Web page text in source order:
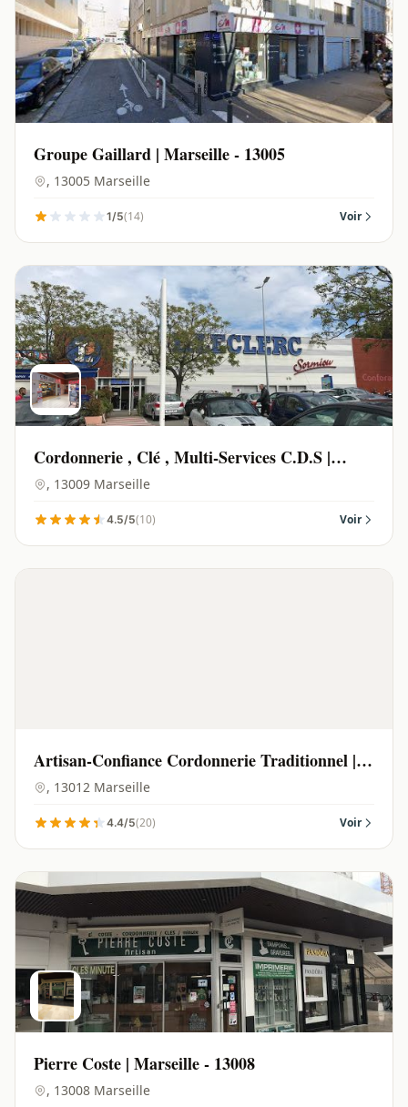
Groupe Gaillard | Marseille - 13005
, 13005 Marseille
1/5(14) Voir
Cordonnerie , Clé , Multi-Services C.D.S |
Marseille - 13009
, 13009 Marseille
4.5/5(10) Voir
Artisan-Confiance Cordonnerie Traditionnel |
Marseille - 13012
, 13012 Marseille
4.4/5(20) Voir
Pierre Coste | Marseille - 13008
, 13008 Marseille